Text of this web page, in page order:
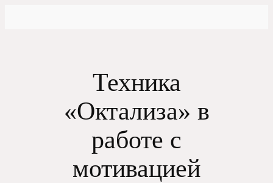
Техника
«Октализа» в
работе с
мотивацией